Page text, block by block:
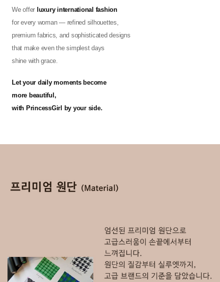
We offer luxury international fashion
for every woman — refined silhouettes,
premium fabrics, and sophisticated designs
that make even the simplest days
shine with grace.
Let your daily moments become
more beautiful,
with PrincessGirl by your side.